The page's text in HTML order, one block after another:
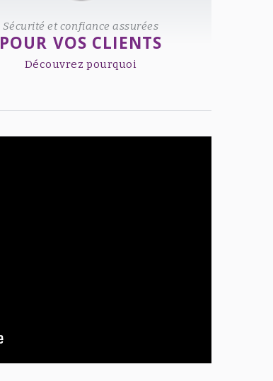
Sécurité et confiance assurées
POUR VOS CLIENTS
Découvrez pourquoi